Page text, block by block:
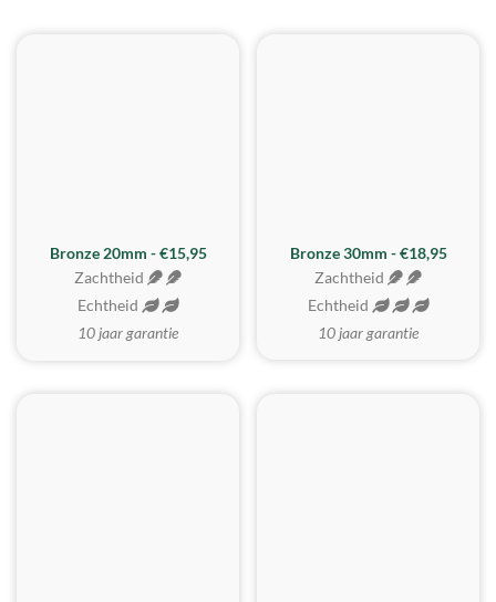
Bronze 20mm - €15,95
Zachtheid
Echtheid
10 jaar garantie
BESTE KOOP
Bronze 30mm - €18,95
Zachtheid
Echtheid
10 jaar garantie